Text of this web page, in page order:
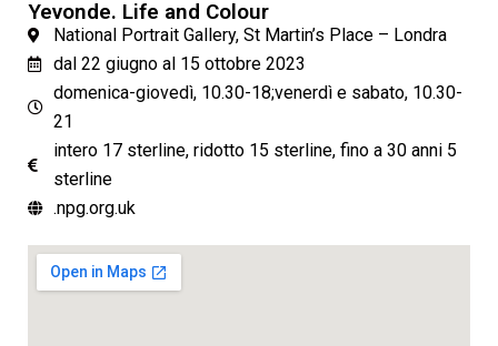
Yevonde. Life and Colour
National Portrait Gallery, St Martin’s Place – Londra
dal 22 giugno al 15 ottobre 2023
domenica-giovedì, 10.30-18;venerdì e sabato, 10.30-
21
intero 17 sterline, ridotto 15 sterline, fino a 30 anni 5
sterline
.npg.org.uk